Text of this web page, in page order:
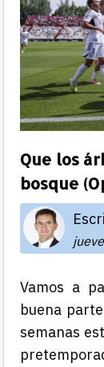
Que los
bosque
Vamos a
buena
semanas